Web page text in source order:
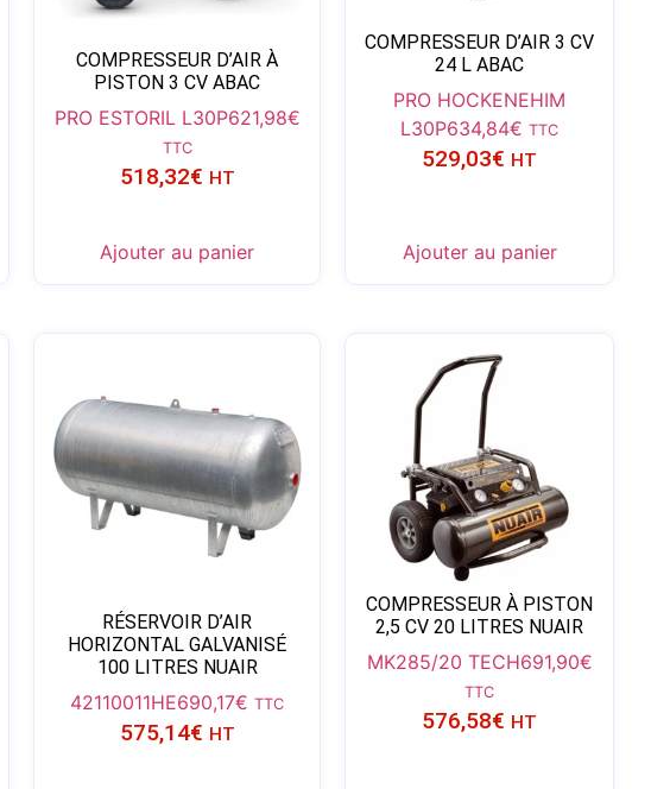
COMPRESSEUR D’AIR À
PISTON 3 CV ABAC
PRO ESTORIL L30P621,98€
TTC
518,32€ HT
Ajouter au panier
COMPRESSEUR D’AIR 3 CV
24 L ABAC
PRO HOCKENEHIM
L30P634,84€ TTC
529,03€ HT
Ajouter au panier
RÉSERVOIR D’AIR
HORIZONTAL GALVANISÉ
100 LITRES NUAIR
42110011HE690,17€ TTC
575,14€ HT
COMPRESSEUR À PISTON
2,5 CV 20 LITRES NUAIR
MK285/20 TECH691,90€
TTC
576,58€ HT